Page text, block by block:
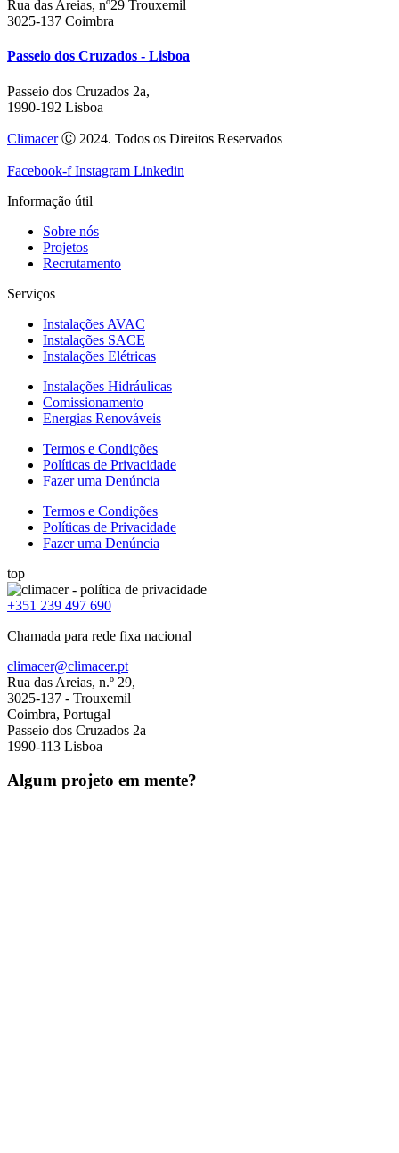
Rua das Areias, nº29 Trouxemil
3025-137 Coimbra
Passeio dos Cruzados - Lisboa
Passeio dos Cruzados 2a,
1990-192 Lisboa
ClimacerⒸ 2024. Todos os Direitos Reservados
Facebook-f Instagram Linkedin
Informação útil
Sobre nós
Projetos
Recrutamento
Serviços
Instalações AVAC
Instalações SACE
Instalações Elétricas
Instalações Hidráulicas
Comissionamento
Energias Renováveis
Termos e Condições
Políticas de Privacidade
Fazer uma Denúncia
Termos e Condições
Políticas de Privacidade
Fazer uma Denúncia
top
+351 239 497 690
Chamada para rede fixa nacional
climacer@climacer.pt
Rua das Areias, n.º 29,
3025-137 - Trouxemil
Coimbra, Portugal
Passeio dos Cruzados 2a
1990-113 Lisboa
Algum projeto em mente?